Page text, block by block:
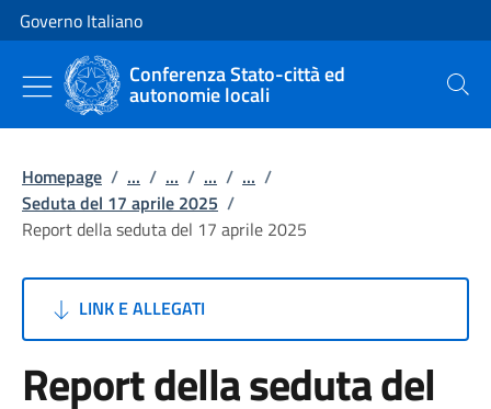
Vai al contenuto
Vai alla navigazione del sito
Governo Italiano
Conferenza Stato-città ed
autonomie locali Cerca
Homepage / ... / ... / ... / ... /
Seduta del 17 aprile 2025 /
Report della seduta del 17 aprile 2025
LINK E ALLEGATI
Report della seduta del